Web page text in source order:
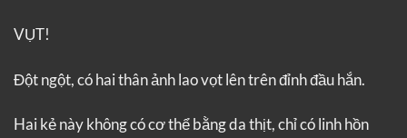
VỤT!
Đột ngột, có hai thân ảnh lao vọt lên trên đỉnh đầu hắn.
Hai kẻ này không có cơ thể bằng da thịt, chỉ có linh hồn